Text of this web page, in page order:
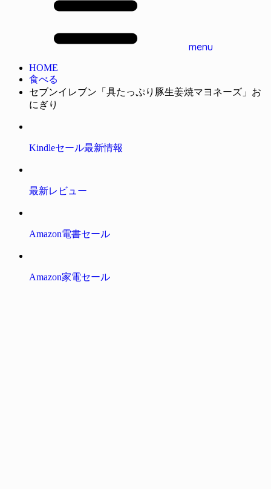
menu
HOME
食べる
セブンイレブン「具たっぷり豚生姜焼マヨネーズ」お
にぎり
Kindleセール最新情報
最新レビュー
Amazon電書セール
Amazon家電セール